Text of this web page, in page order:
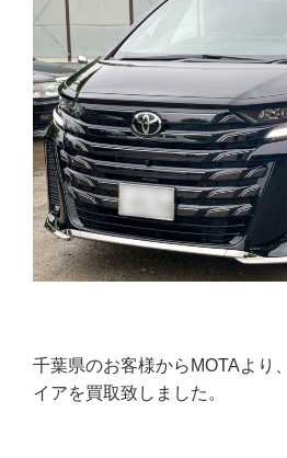
千葉県のお客様からMOTAより
イアを買取致しました。